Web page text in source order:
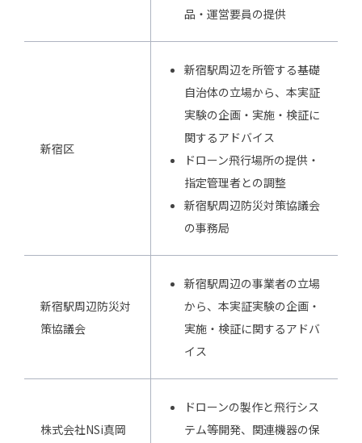
品・運営要員の提供
新宿区
新宿駅周辺を所管する基礎
自治体の立場から、本実証
実験の企画・実施・検証に
関するアドバイス
ドローン飛行場所の提供・
指定管理者との調整
新宿駅周辺防災対策協議会
の事務局
新宿駅周辺防災対
策協議会
新宿駅周辺の事業者の立場
から、本実証実験の企画・
実施・検証に関するアドバ
イス
株式会社NSi真岡
ドローンの製作と飛行シス
テム等開発、関連機器の保